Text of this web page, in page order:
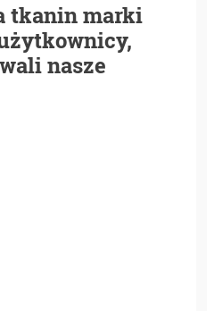
tkanin marki
nasze